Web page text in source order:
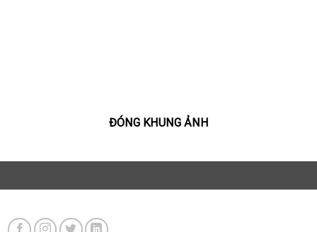
ĐÓNG KHUNG ẢNH